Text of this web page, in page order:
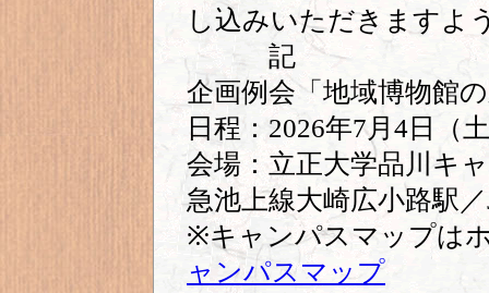
し込みいただきますよ
記
企画例会「地域博物館
日程：2026年7月4日（
会場：立正大学品川キ
急池上線大崎広小路駅
※キャンパスマップは
ャンパスマップ